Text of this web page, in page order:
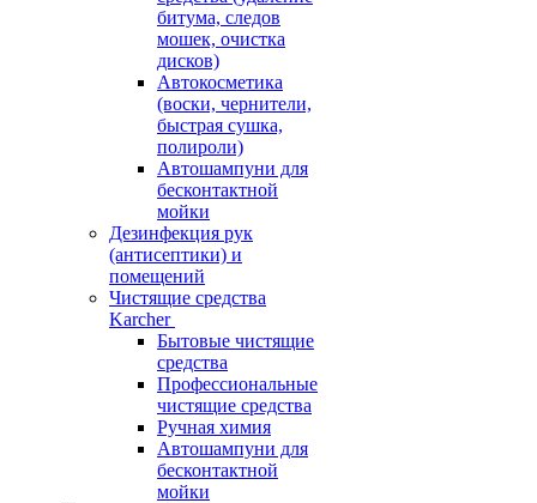
битума, следов
мошек, очистка
дисков)
Автокосметика
(воски, чернители,
быстрая сушка,
полироли)
Автошампуни для
бесконтактной
мойки
Дезинфекция рук
(антисептики) и
помещений
Чистящие средства
Karcher
Бытовые чистящие
средства
Профессиональные
чистящие средства
Ручная химия
Автошампуни для
бесконтактной
мойки